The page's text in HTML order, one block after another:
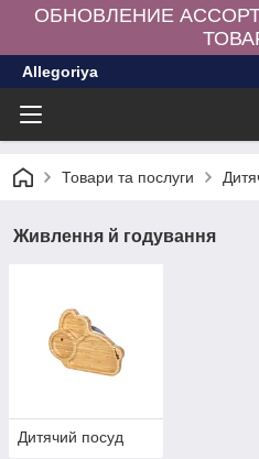
ОБНОВЛЕНИЕ
Allegoriya
Товари та послуги
Живлення й годування
Дитячий посуд